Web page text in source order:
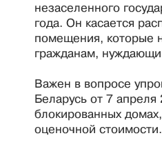
незаселенного
года. Он касается
помещения, которые
гражданам,
Важен в вопросе
Беларусь от 7
блокированных
оценочной стоимости.